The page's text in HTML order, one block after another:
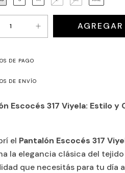
DE PAGO
DE ENVÍO
Escocés 317 Viyela: Estilo
el Pantalón Escocés 317
la elegancia clásica del
que necesitás para tu día